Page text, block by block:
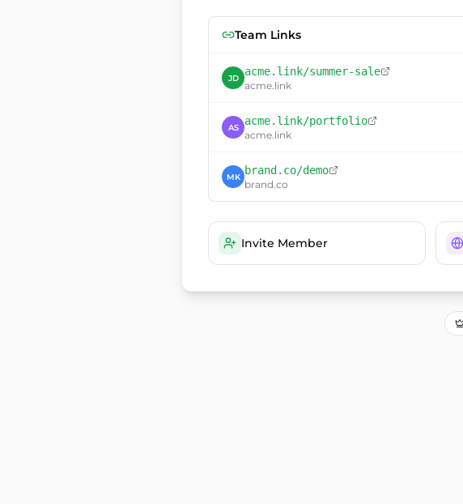
Team Links
JD acme.link/summer-sale
acme.link
AS acme.link/portfolio
acme.link
MK brand.co/demo
brand.co
Invite Member